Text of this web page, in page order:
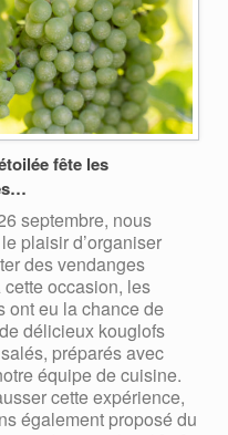
fête les
septembre, nous
plaisir d’organiser
des vendanges
occasion, les
ont eu la chance de
délicieux kouglofs
préparés avec
équipe de cuisine.
cette expérience,
également proposé du